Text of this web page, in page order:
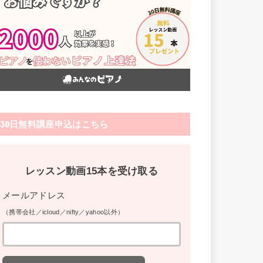
30日無料講座申込はこちら
レッスン動画15本を受け取る
メールアドレス
（携帯会社／icloud／nifty／yahoo以外）